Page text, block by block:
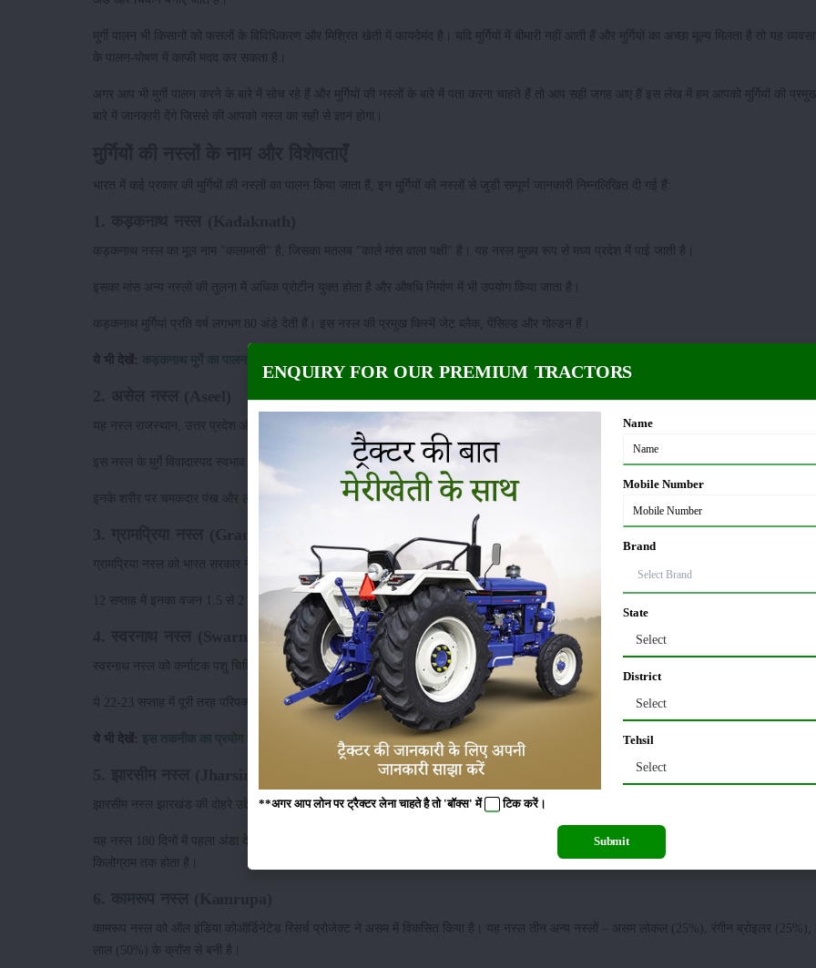
मुर्गी पालन भी किसानों को फसलों के विविधिकरण और मिश्रित खेती में फायदेमंद है। यदि मुर्गियों में बीमारी नहीं आती हैं और मुर्गियों का अच्छा मूल्य मिलता है तो यह
के पालन-पोषण में काफी मदद कर सकता है।
अगर आप भी मुर्गी पालन करने के बारे में सोच रहे हैं और मुर्गियों की नस्लों के बारे में पता करना चाहते हैं तो आप सही जगह आए हैं इस लेख में हम आपको मुर्गियों की
बारे में जानकारी देंगे जिससे की आपको नस्ल का सही से ज्ञान होगा।
भारत में कई प्रकार की मुर्गियों की नस्लों का पालन किया जाता हैं, इन मुर्गियों की नस्लों से जुडी सम्पूर्ण जानकारी निम्नलिखित दी गई हैं:
कड़कनाथ नस्ल का मूल नाम "कलामासी" है, जिसका मतलब "काले मांस वाला पक्षी" है। यह नस्ल मुख्य रूप से मध्य प्रदेश में पाई जाती है।
इसका मांस अन्य नस्लों की तुलना में अधिक प्रोटीन युक्त होता है और औषधि निर्माण में भी उपयोग किया जाता है।
कड़कनाथ मुर्गियां प्रति वर्ष लगभग 80 अंडे देती हैं। इस नस्ल की प्रमुख किस्में जेट ब्लैक, पेंसिल्ड और गोल्डन हैं।
ये भी देखें: कड़कनाथ मुर्गे का पालन कर जाने कैसे लॉक डाउन में हो गया यह किसान मालामाल
यह नस्ल राजस्थान, उत्तर प्रदेश और आंध्र प्रदेश में पाई जाती है। भारत के बाहर, ईरान में भी इसे अलग नाम से जाना जाता है। इसका मांस बहुत ही उत्तम होता है।
इस नस्ल के मुर्गे विवादास्पद स्वभाव के कारण लड़ाई के लिए उपयोग किए जाते हैं। इनका वजन 3 से 4 किलोग्राम तक होता है।
इनके शरीर पर चमकदार पंख और लंबे पैर होते हैं। हालांकि, इस नस्ल की मुर्गियां अंडे नहीं देती हैं।
ग्रामप्रिया नस्ल को भारत सरकार ने हैदराबाद स्थित अनुसंधान परियोजना के तहत विकसित किया है। इसे विशेष रूप से ग्रामीण और जनजातीय क्षेत्रों के लिए बनाया
12 सप्ताह में इनका वजन 1.5 से 2 किलोग्राम तक हो जाता है। यह नस्ल प्रति वर्ष 210–225 अंडे देती है। इनके अंडे भूरे रंग के होते हैं और वजन 57 से 60 ग्राम तक
4. स्वरनाथ नस्ल (Swarnath)
स्वरनाथ नस्ल को कर्नाटक पशु चिकित्सा और मत्स्य विज्ञान विश्वविद्यालय, बंगलुरु ने विकसित किया है। इसे घर के पीछे पाला जा सकता है।
ये 22-23 सप्ताह में पूरी तरह परिपक्व हो जाती हैं और इनका वजन 3-4 किलोग्राम होता है। यह नस्ल प्रति वर्ष 180-190 अंडे देती है।
ये भी देखें: इस तकनीक का प्रयोग कर बिना मुर्गीफार्म, मुर्गीपालक कमा सकते हैं बेहतर मुनाफा
झारसीम नस्ल झारखंड की दोहरे उद्देश्य वाली मूल नस्ल है। इसका नाम स्थानीय भाषा से लिया गया है। यह कम पोषण में भी जीवित रहती है और तेज़ी से बढ़ती है।
यह नस्ल 180 दिनों में पहला अंडा देती है और प्रति वर्ष 165-170 अंडे देती है। अंडे का वजन लगभग 55 ग्राम होता है। पूरी तरह परिपक्व होने पर इस नस्ल का वजन
किलोग्राम तक होता है।
कामरूप नस्ल को ऑल इंडिया कोऑर्डिनेटेड रिसर्च प्रोजेक्ट ने असम में विकसित किया है। यह नस्ल तीन अन्य नस्लों – असम लोकल (25%), रंगीन ब्रोइलर
लाल (50%) के क्रॉस से बनी है।
ENQUIRY FOR OUR PREMIUM TRACTORS
Name
Mobile Number
Brand
State
Select
District
Select
Tehsil
Select
**अगर आप लोन पर ट्रैक्टर लेना चाहते है तो 'बॉक्स' में टिककरें।
Submit